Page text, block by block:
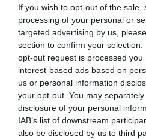
If you wish to opt-out of the
processing of your personal or
targeted advertising by us,
section to confirm your
opt-out request is processed you
interest-based ads based on
us or personal information
your opt-out. You may
disclosure of your personal
IAB’s list of downstream
also be disclosed by us to third
LaLiga, cuyo control
inversión de los últimos
va recuperando. Los
equipos
666 millones de dólares en el
que en 2024,
Atlético de Madridcomo
se han
dólares—más del 50% el
superando en conjunto a lo
millones de dólares),
(68,3 millones)yArgentina
En cuanto a la exportación,